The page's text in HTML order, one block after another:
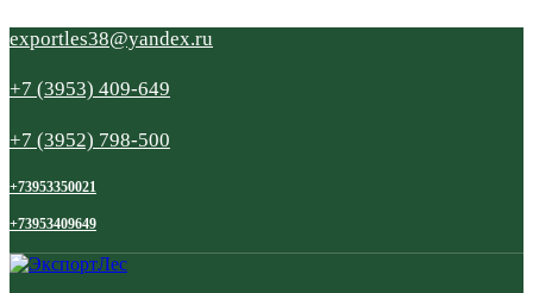
exportles38@yandex.ru
+7 (3953) 409-649
+7 (3952) 798-500
+73953350021
+73953409649